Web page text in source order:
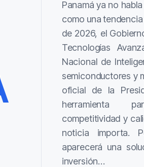
Panamá ya no
como una tendencia
de 2026, el
Tecnologías
Nacional de
semiconductores y
oficial de la
herramienta
competitividad y
noticia importa.
aparecerá una
inversión…